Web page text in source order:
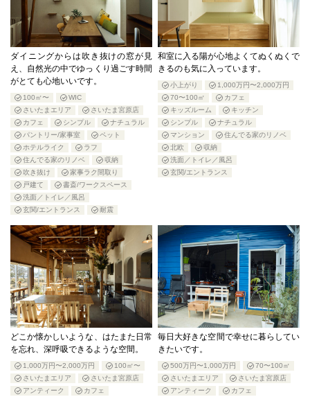
ダイニングからは吹き抜けの窓が見
え、自然光の中でゆっくり過ごす時間
がとても心地いいです。
100㎡〜
WIC
さいたまエリア
さいたま宮原店
カフェ
シンプル
ナチュラル
パントリー/家事室
ペット
ホテルライク
ラフ
住んでる家のリノベ
収納
吹き抜け
家事ラク間取り
戸建て
書斎/ワークスペース
洗面／トイレ／風呂
玄関/エントランス
耐震
和室に入る陽が心地よくてぬくぬくで
きるのも気に入っています。
小上がり
1,000万円〜2,000万円
70〜100㎡
カフェ
キッズルーム
キッチン
シンプル
ナチュラル
マンション
住んでる家のリノベ
北欧
収納
洗面／トイレ／風呂
玄関/エントランス
どこか懐かしいような、はたまた日常
を忘れ、深呼吸できるような空間。
1,000万円〜2,000万円
100㎡〜
さいたまエリア
さいたま宮原店
アンティーク
カフェ
毎日大好きな空間で幸せに暮らしてい
きたいです。
500万円〜1,000万円
70〜100㎡
さいたまエリア
さいたま宮原店
アンティーク
カフェ